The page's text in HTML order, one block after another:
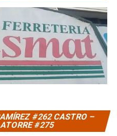
#262 CASTRO –
#275